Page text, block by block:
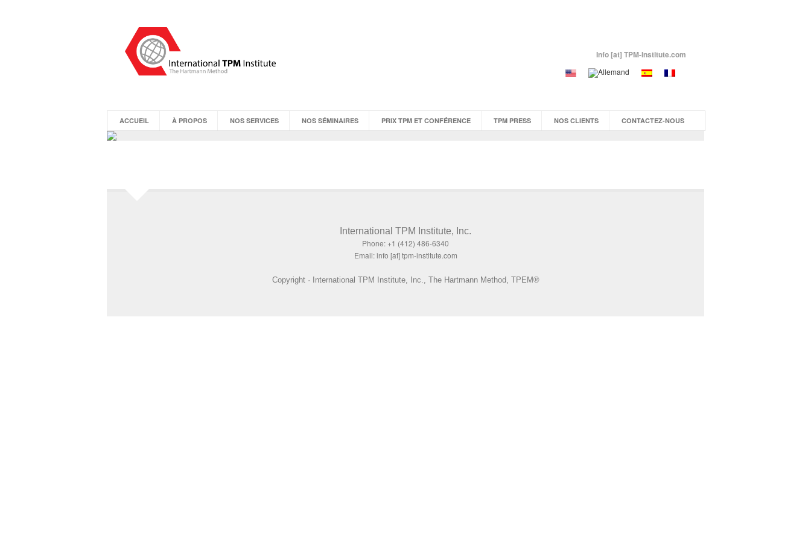
Info [at] TPM-Institute.com
ACCUEIL À PROPOS NOS SERVICES NOS SÉMINAIRES PRIX TPM ET CONFÉRENCE TPM PRESS NOS CLIENTS CONTACTEZ-NOUS
International TPM Institute, Inc.
Phone: +1 (412) 486-6340
Email: info [at] tpm-institute.com
Copyright · International TPM Institute, Inc., The Hartmann Method, TPEM®